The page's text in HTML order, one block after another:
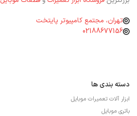
تهران، مجتمع کامپیوتر پایتخت
02188677156
دسته بندی ها
ابزار آلات تعمیرات موبایل
باتری موبایل